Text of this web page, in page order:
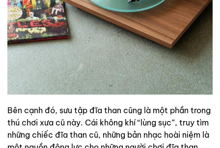
Bên cạnh đó, sưu tập đĩa than cũng là một phần trong
thú chơi xưa cũ này. Cái không khí “lùng sục”, truy tìm
những chiếc đĩa than cũ, những bản nhạc hoài niệm là